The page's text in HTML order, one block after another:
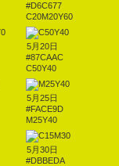
#D6C677
C20M20Y60
5月20日
#87CAAC
C50Y40
5月25日
#FACE9D
M25Y40
5月30日
#DBBEDA